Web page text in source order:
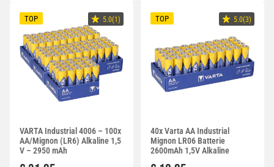
TOP 5.0(1)
VARTA Industrial 4006 – 100x
AA/Mignon (LR6) Alkaline 1,5
V – 2950 mAh
TOP 5.0(3)
40x Varta AA Industrial
Mignon LR06 Batterie
2600mAh 1,5V Alkaline